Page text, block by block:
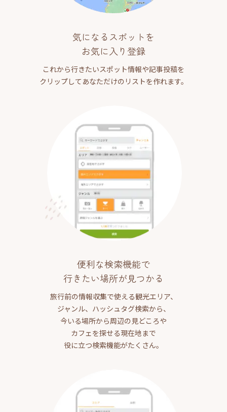
気になるスポットを
お気に入り登録
これから行きたいスポット情報や記事投稿を
クリップしてあなただけのリストを作れます。
便利な検索機能で
行きたい場所が見つかる
旅行前の情報収集で使える観光エリア、
ジャンル、ハッシュタグ検索から、
今いる場所から周辺の見どころや
カフェを探せる現在地まで
役に立つ検索機能がたくさん。